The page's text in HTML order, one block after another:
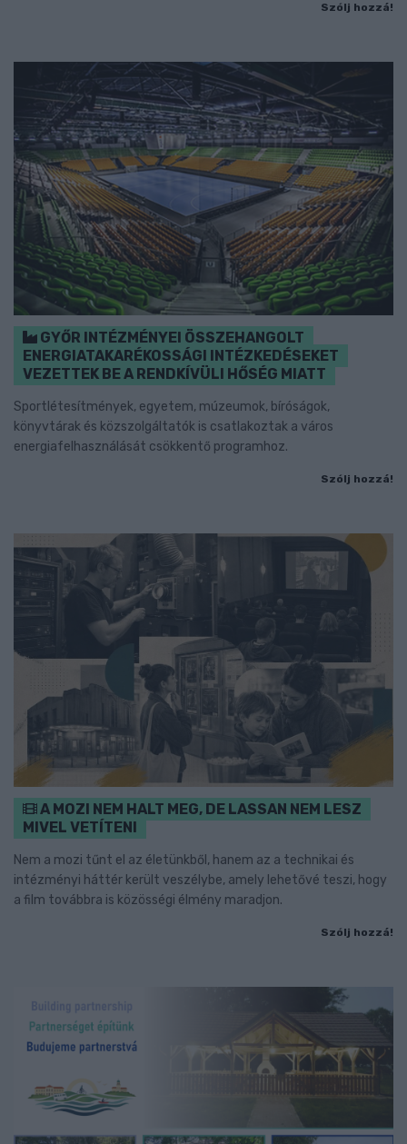
Szólj hozzá!
GYŐR INTÉZMÉNYEI ÖSSZEHANGOLT
ENERGIATAKARÉKOSSÁGI INTÉZKEDÉSEKET
VEZETTEK BE A RENDKÍVÜLI HŐSÉG MIATT
Sportlétesítmények, egyetem, múzeumok, bíróságok,
könyvtárak és közszolgáltatók is csatlakoztak a város
energiafelhasználását csökkentő programhoz.
Szólj hozzá!
A MOZI NEM HALT MEG, DE LASSAN NEM LESZ
MIVEL VETÍTENI
Nem a mozi tűnt el az életünkből, hanem az a technikai és
intézményi háttér került veszélybe, amely lehetővé teszi, hogy
a film továbbra is közösségi élmény maradjon.
Szólj hozzá!